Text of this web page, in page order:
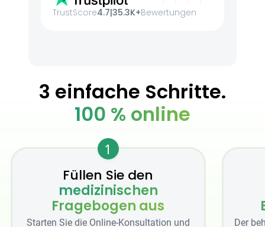
TrustScore4.7|35.3K+Bewertungen
3 einfache Schritte.
100 % online
1
Füllen Sie den
medizinischen
Fragebogen aus
Starten Sie die Online-Konsultation und
Der